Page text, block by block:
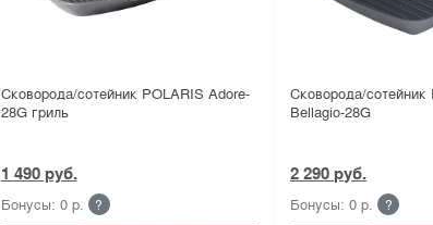
Сковорода/сотейник POLARIS Adore-
28G гриль
1 490 руб.
Бонусы: 0 р. ?
Сковорода/сотейник
Bellagio-28G
2 290 руб.
Бонусы: 0 р. ?